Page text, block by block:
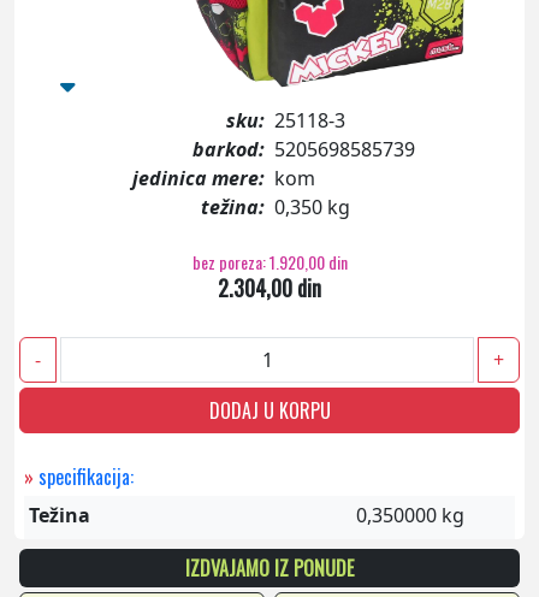
sku: 25118-3
barkod: 5205698585739
jedinica mere: kom
težina: 0,350 kg
bez poreza: 1.920,00 din
2.304,00 din
- +
DODAJ U KORPU
» specifikacija:
Težina 0,350000 kg
IZDVAJAMO IZ PONUDE